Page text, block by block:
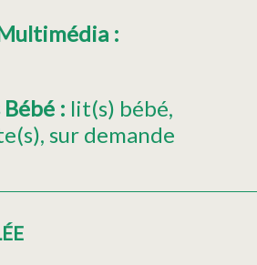
:
: lit(s) bébé
sur demande